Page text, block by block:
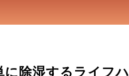
に除湿するライフハ